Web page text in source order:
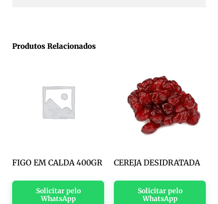
Produtos Relacionados
FIGO EM CALDA 400GR
Solicitar pelo
WhatsApp
CEREJA DESIDRATADA
Solicitar pelo
WhatsApp